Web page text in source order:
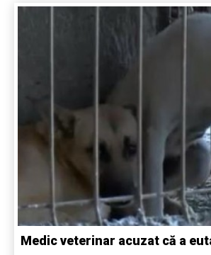
Medic veterinar acuzat că a